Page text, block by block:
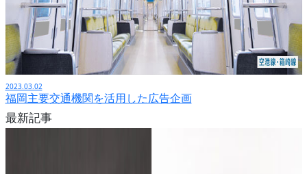
2023.03.02
福岡主要交通機関を活用した広告企画
最新記事